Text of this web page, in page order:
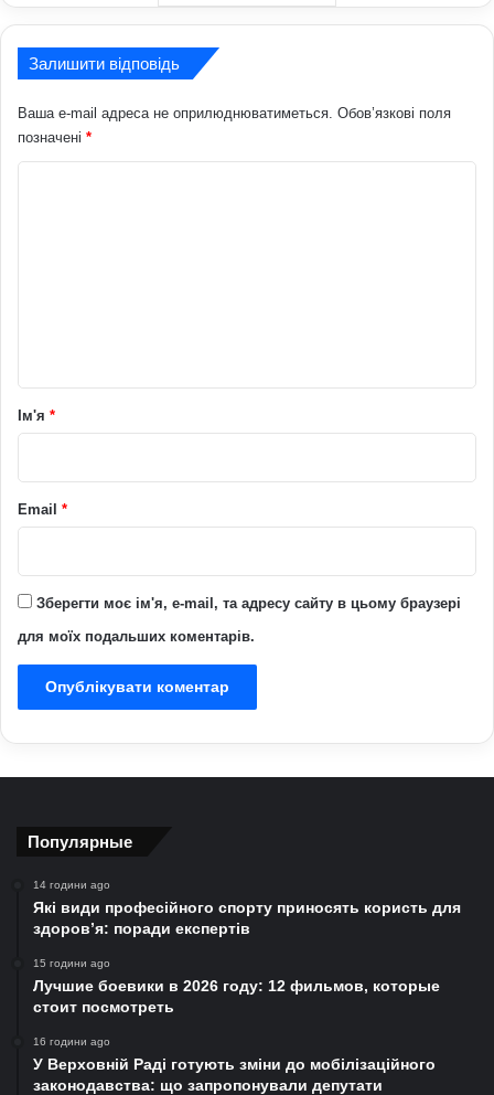
Залишити відповідь
Ваша e-mail адреса не оприлюднюватиметься. Обов’язкові поля
позначені *
р
*
Ім'я *
Email *
Зберегти моє ім'я, e-mail, та адресу сайту в цьому браузері
для моїх подальших коментарів.
Популярные
14 години ago
Які види професійного спорту приносять користь для
здоров’я: поради експертів
15 години ago
Лучшие боевики в 2026 году: 12 фильмов, которые
стоит посмотреть
16 години ago
У Верховній Раді готують зміни до мобілізаційного
законодавства: що запропонували депутати